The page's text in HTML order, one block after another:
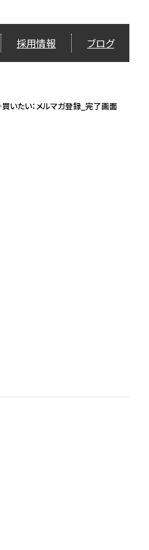
採用情報 ブログ
買いたい：メルマガ登録_完了画面